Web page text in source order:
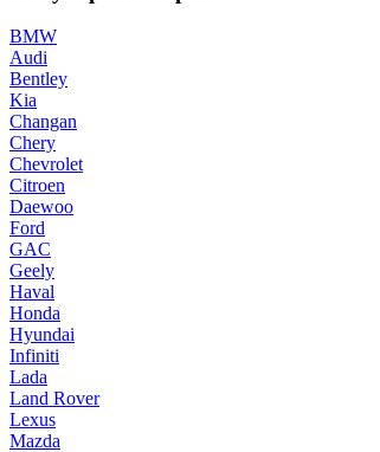
BMW
Audi
Bentley
Kia
Changan
Chery
Chevrolet
Citroen
Daewoo
Ford
GAC
Geely
Haval
Honda
Hyundai
Infiniti
Lada
Land Rover
Lexus
Mazda